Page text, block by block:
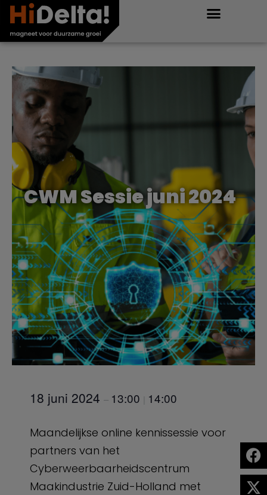
CWM Sessie juni 2024
18 juni 2024– 13:00 14:00
Maandelijkse online kennissessie voor
partners van het
Cyberweerbaarheidscentrum
Maakindustrie Zuid-Holland met